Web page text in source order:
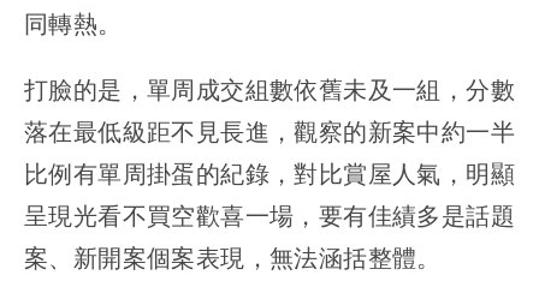
同轉熱。
打臉的是，單周成交組數依舊未及一組，分數
落在最低級距不見長進，觀察的新案中約一半
比例有單周掛蛋的紀錄，對比賞屋人氣，明顯
呈現光看不買空歡喜一場，要有佳績多是話題
案、新開案個案表現，無法涵括整體。